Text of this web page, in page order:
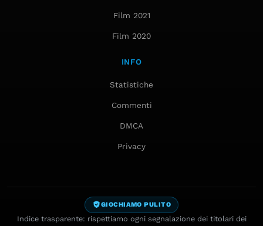
Film 2021
Film 2020
INFO
Statistiche
Commenti
DMCA
Privacy
GIOCHIAMO PULITO
Indice trasparente: rispettiamo ogni segnalazione dei titolari dei